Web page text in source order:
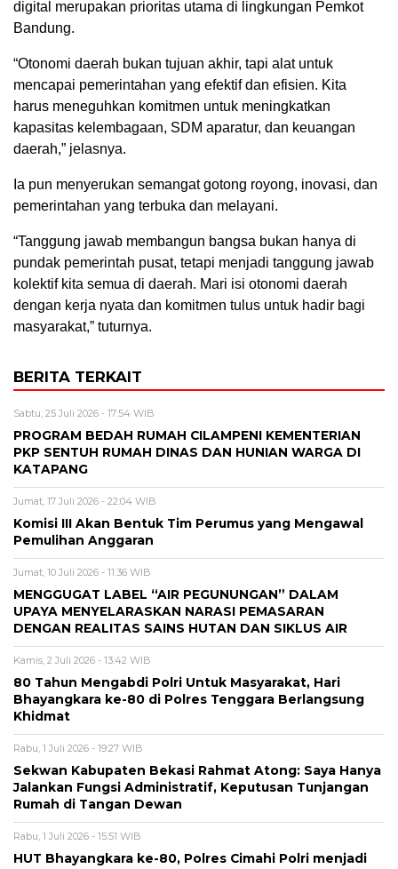
digital merupakan prioritas utama di lingkungan Pemkot
Bandung.
“Otonomi daerah bukan tujuan akhir, tapi alat untuk
mencapai pemerintahan yang efektif dan efisien. Kita
harus meneguhkan komitmen untuk meningkatkan
kapasitas kelembagaan, SDM aparatur, dan keuangan
daerah,” jelasnya.
Ia pun menyerukan semangat gotong royong, inovasi, dan
pemerintahan yang terbuka dan melayani.
“Tanggung jawab membangun bangsa bukan hanya di
pundak pemerintah pusat, tetapi menjadi tanggung jawab
kolektif kita semua di daerah. Mari isi otonomi daerah
dengan kerja nyata dan komitmen tulus untuk hadir bagi
masyarakat,” tuturnya.
BERITA TERKAIT
Sabtu, 25 Juli 2026 - 17:54 WIB
PROGRAM BEDAH RUMAH CILAMPENI KEMENTERIAN
PKP SENTUH RUMAH DINAS DAN HUNIAN WARGA DI
KATAPANG
Jumat, 17 Juli 2026 - 22:04 WIB
Komisi III Akan Bentuk Tim Perumus yang Mengawal
Pemulihan Anggaran
Jumat, 10 Juli 2026 - 11:36 WIB
MENGGUGAT LABEL “AIR PEGUNUNGAN” DALAM
UPAYA MENYELARASKAN NARASI PEMASARAN
DENGAN REALITAS SAINS HUTAN DAN SIKLUS AIR
Kamis, 2 Juli 2026 - 13:42 WIB
80 Tahun Mengabdi Polri Untuk Masyarakat, Hari
Bhayangkara ke-80 di Polres Tenggara Berlangsung
Khidmat
Rabu, 1 Juli 2026 - 19:27 WIB
Sekwan Kabupaten Bekasi Rahmat Atong: Saya Hanya
Jalankan Fungsi Administratif, Keputusan Tunjangan
Rumah di Tangan Dewan
Rabu, 1 Juli 2026 - 15:51 WIB
HUT Bhayangkara ke-80, Polres Cimahi Polri menjadi